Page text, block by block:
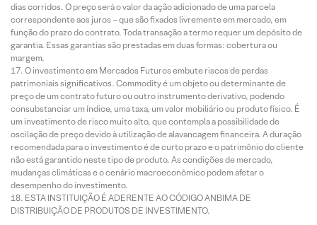
dias corridos. O preço será o valor da ação adicionado de uma parcela
correspondente aos juros – que são fixados livremente em mercado, em
função do prazo do contrato. Toda transação a termo requer um depósito de
garantia. Essas garantias são prestadas em duas formas: cobertura ou
margem.
O investimento em Mercados Futuros embute riscos de perdas
patrimoniais significativos. Commodity é um objeto ou determinante de
preço de um contrato futuro ou outro instrumento derivativo, podendo
consubstanciar um índice, uma taxa, um valor mobiliário ou produto físico. É
um investimento de risco muito alto, que contempla a possibilidade de
oscilação de preço devido à utilização de alavancagem financeira. A duração
recomendada para o investimento é de curto prazo e o patrimônio do cliente
não está garantido neste tipo de produto. As condições de mercado,
mudanças climáticas e o cenário macroeconômico podem afetar o
desempenho do investimento.
ESTA INSTITUIÇÃO É ADERENTE AO CÓDIGO ANBIMA DE
DISTRIBUIÇÃO DE PRODUTOS DE INVESTIMENTO.